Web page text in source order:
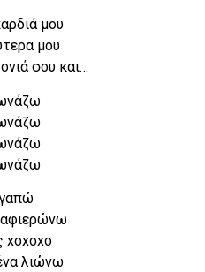
μου
μου
σου και…
xoxoxo
λιώνω